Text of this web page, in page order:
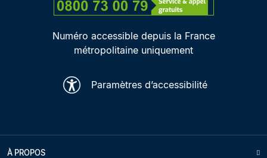
Numéro accessible depuis la France
métropolitaine uniquement
Paramètres d’accessibilité
À PROPOS